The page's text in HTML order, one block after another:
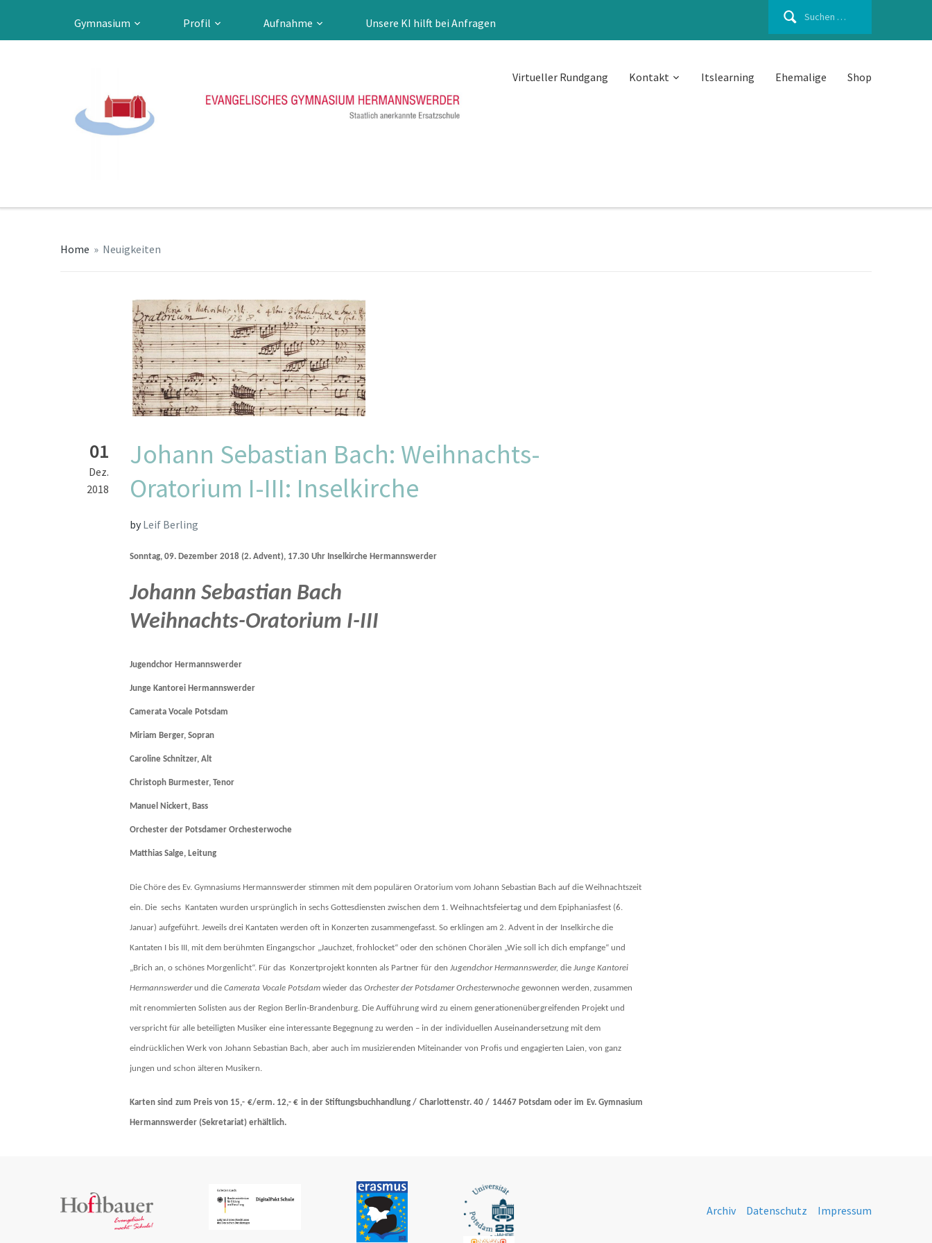
Suchen
Gymnasium Profil Aufnahme Unsere KI hilft bei Anfragen
Virtueller Rundgang Kontakt Itslearning Ehemalige Shop
Home » Neuigkeiten
01
Dez.
2018
Johann Sebastian Bach: Weihnachts-
Oratorium I-III: Inselkirche
byLeif Berling
Sonntag, 09. Dezember 2018 (2. Advent), 17.30 Uhr Inselkirche Hermannswerder
Johann Sebastian Bach
Weihnachts-Oratorium I-III
Jugendchor Hermannswerder
Junge Kantorei Hermannswerder
Camerata Vocale Potsdam
Miriam Berger, Sopran
Caroline Schnitzer, Alt
Christoph Burmester, Tenor
Manuel Nickert, Bass
Orchester der Potsdamer Orchesterwoche
Matthias Salge, Leitung
Die Chöre des Ev. Gymnasiums Hermannswerder stimmen mit dem populären Oratorium vom Johann Sebastian Bach auf die Weihnachtszeit
ein. Die sechs Kantaten wurden ursprünglich in sechs Gottesdiensten zwischen dem 1. Weihnachtsfeiertag und dem Epiphaniasfest (6.
Januar) aufgeführt. Jeweils drei Kantaten werden oft in Konzerten zusammengefasst. So erklingen am 2. Advent in der Inselkirche die
Kantaten I bis III, mit dem berühmten Eingangschor „Jauchzet, frohlocket“ oder den schönen Chorälen „Wie soll ich dich empfange“ und
„Brich an, o schönes Morgenlicht“. Für das Konzertprojekt konnten als Partner für den Jugendchor Hermannswerder, die Junge Kantorei
Hermannswerderund die Camerata Vocale Potsdam wieder das Orchester der Potsdamer Orchesterwnoche gewonnen werden, zusammen
mit renommierten Solisten aus der Region Berlin-Brandenburg. Die Aufführung wird zu einem generationenübergreifenden Projekt und
verspricht für alle beteiligten Musiker eine interessante Begegnung zu werden – in der individuellen Auseinandersetzung mit dem
eindrücklichen Werk von Johann Sebastian Bach, aber auch im musizierenden Miteinander von Profis und engagierten Laien, von ganz
jungen und schon älteren Musikern.
Karten sind zum Preis von 15,- €/erm. 12,- € in der Stiftungsbuchhandlung / Charlottenstr. 40 / 14467 Potsdam oder im Ev. Gymnasium
Hermannswerder (Sekretariat) erhältlich.
Impressum
Datenschutz
Archiv